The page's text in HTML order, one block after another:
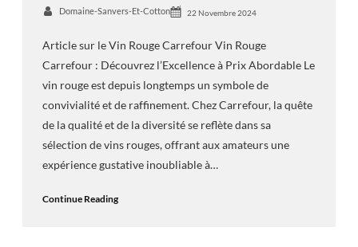
Domaine-Sanvers-Et-Cotton 22 Novembre 2024
Article sur le Vin Rouge Carrefour Vin Rouge
Carrefour : Découvrez l’Excellence à Prix Abordable Le
vin rouge est depuis longtemps un symbole de
convivialité et de raffinement. Chez Carrefour, la quête
de la qualité et de la diversité se reflète dans sa
sélection de vins rouges, offrant aux amateurs une
expérience gustative inoubliable à…
Continue Reading